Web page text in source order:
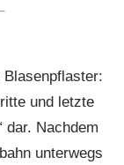
und letzte
dar. Nachdem
unterwegs